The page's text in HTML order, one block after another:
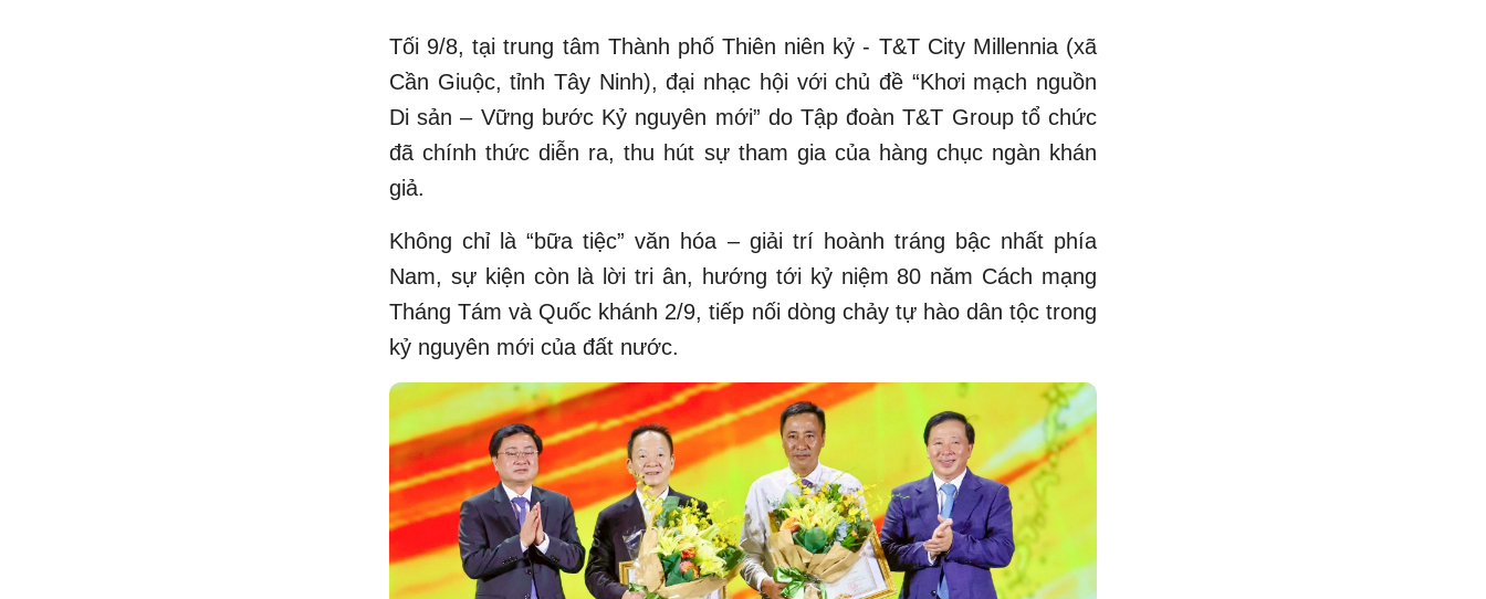
Tối 9/8, tại trung tâm Thành phố Thiên niên kỷ - T&T City Millennia (xã
Cần Giuộc, tỉnh Tây Ninh), đại nhạc hội với chủ đề “Khơi mạch nguồn
Di sản – Vững bước Kỷ nguyên mới” do Tập đoàn T&T Group tổ chức
đã chính thức diễn ra, thu hút sự tham gia của hàng chục ngàn khán
giả.
Không chỉ là “bữa tiệc” văn hóa – giải trí hoành tráng bậc nhất phía
Nam, sự kiện còn là lời tri ân, hướng tới kỷ niệm 80 năm Cách mạng
Tháng Tám và Quốc khánh 2/9, tiếp nối dòng chảy tự hào dân tộc trong
kỷ nguyên mới của đất nước.